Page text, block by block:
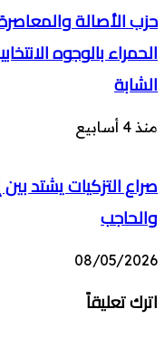
حزب الأصالة
الحمراء بالوجوه
الشابة
منذ 4 أسابيع
صراع التزكيات يشتد
والحاجب
08/05/2026
اترك تعليقاً